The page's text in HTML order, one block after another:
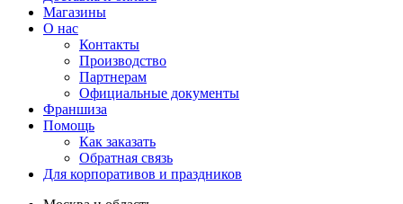
Магазины
О нас
Контакты
Производство
Партнерам
Официальные документы
Франшиза
Помощь
Как заказать
Обратная связь
Для корпоративов и праздников